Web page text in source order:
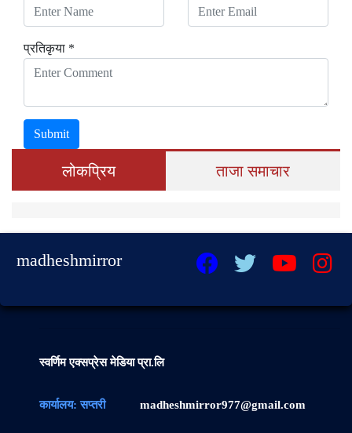
प्रतिकृया *
Submit
लोकप्रिय ताजा समाचार
madheshmirror
स्वर्णिम एक्सप्रेस मेडिया प्रा.लि
कार्यालय: सप्तरी madheshmirror977@gmail.com